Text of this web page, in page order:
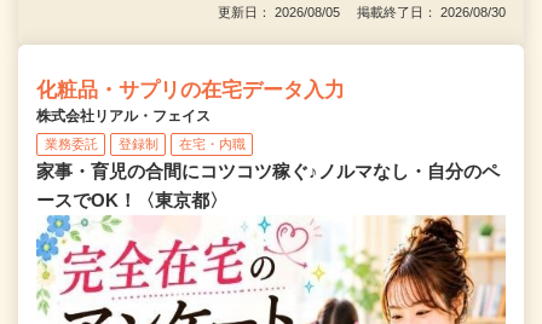
更新日： 2026/08/05 掲載終了日： 2026/08/30
化粧品・サプリの在宅データ入力
株式会社リアル・フェイス
業務委託 登録制 在宅・内職
家事・育児の合間にコツコツ稼ぐ♪ノルマなし・自分のペ
ースでOK！〈東京都〉